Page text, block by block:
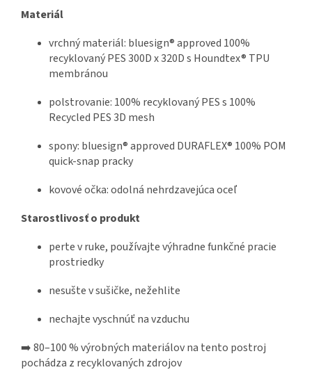
Materiál
vrchný materiál: bluesign® approved 100%
recyklovaný PES 300D x 320D s Houndtex® TPU
membránou
polstrovanie: 100% recyklovaný PES s 100%
Recycled PES 3D mesh
spony: bluesign® approved DURAFLEX® 100% POM
quick-snap pracky
kovové očka: odolná nehrdzavejúca oceľ
Starostlivosť o produkt
perte v ruke, používajte výhradne funkčné pracie
prostriedky
nesušte v sušičke, nežehlite
nechajte vyschnúť na vzduchu
➡️ 80–100 % výrobných materiálov na tento postroj
pochádza z recyklovaných zdrojov